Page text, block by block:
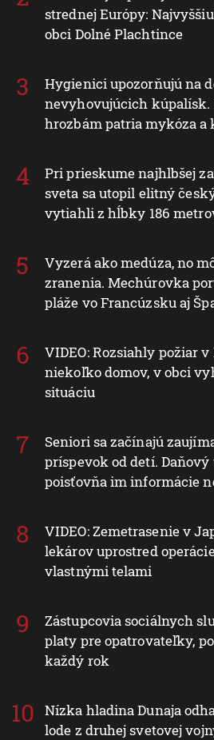
strednej Európy:
obci Dolné Plachtince
Hygienici upozorňujú na
nevyhovujúcich kúpalísk.
hrozbám patria mykóza
Pri prieskume najhlbšej
sveta sa utopil elitný
vytiahli z hĺbky 186
Vyzerá ako medúza, no
zranenia. Mechúrovka
pláže vo Francúzsku aj
VIDEO: Rozsiahly požiar
niekoľko domov, v obci
situáciu
Seniori sa začínajú
príspevok od detí.
poisťovňa im informácie
VIDEO: Zemetrasenie v
lekárov uprostred
vlastnými telami
Zástupcovia sociálnych
platy pre opatrovateľky,
každý rok
Nízka hladina Dunaja
lode z druhej svetovej